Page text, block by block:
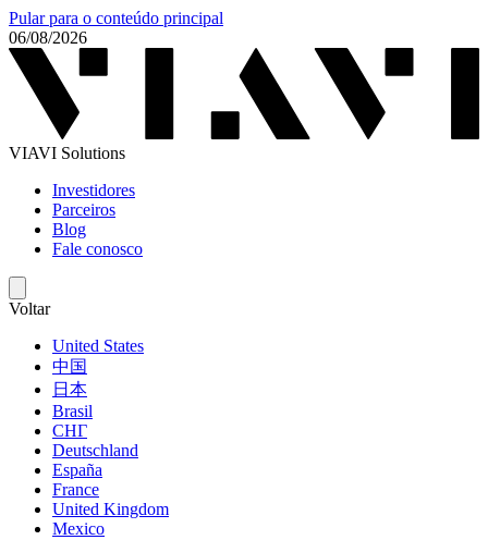
Pular para o conteúdo principal
06/08/2026
VIAVI Solutions
Investidores
Parceiros
Blog
Fale conosco
Voltar
United States
中国
日本
Brasil
СНГ
Deutschland
España
France
United Kingdom
Mexico